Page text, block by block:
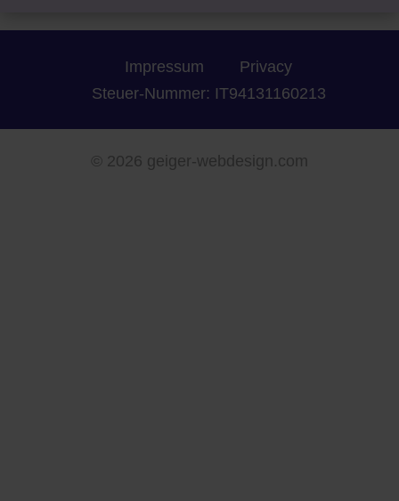
Impressum
Privacy
Steuer-Nummer: IT94131160213
© 2026 geiger-webdesign.com